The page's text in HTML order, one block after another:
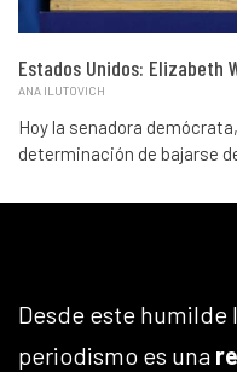
Estados Unidos:
ANA ILUTOVICH
Hoy la senadora
determinación de bajarse
Desde este
periodismo es una